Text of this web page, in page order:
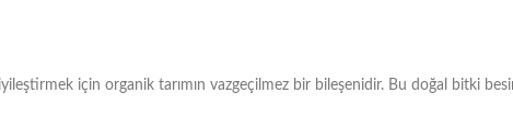
için organik tarımın vazgeçilmez bir bileşenidir. Bu doğal bitki